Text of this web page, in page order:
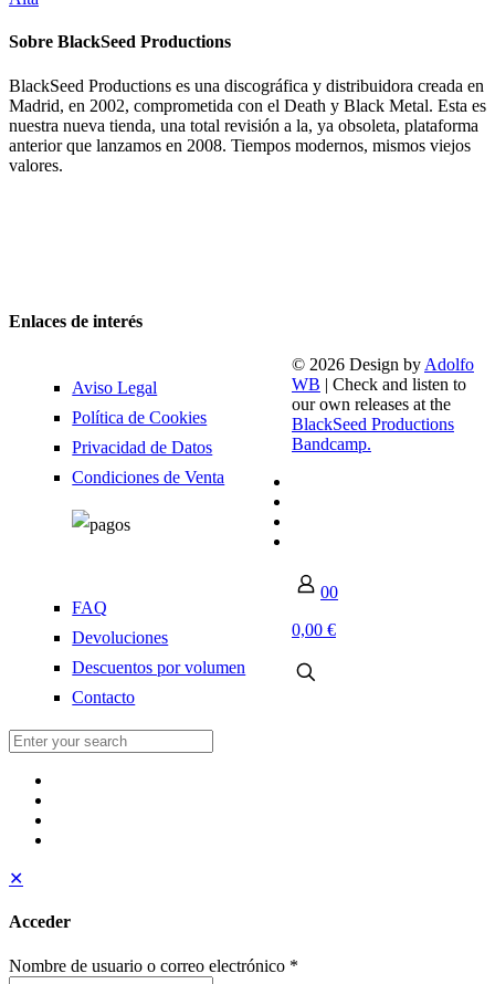
Sobre BlackSeed Productions
BlackSeed Productions es una discográfica y distribuidora creada en
Madrid, en 2002, comprometida con el Death y Black Metal. Esta es
nuestra nueva tienda, una total revisión a la, ya obsoleta, plataforma
anterior que lanzamos en 2008. Tiempos modernos, mismos viejos
valores.
Enlaces de interés
Aviso Legal
Política de Cookies
Privacidad de Datos
Condiciones de Venta
FAQ
Devoluciones
Descuentos por volumen
Contacto
© 2026 Design by Adolfo
WB | Check and listen to
our own releases at the
BlackSeed Productions
Bandcamp.
00
0,00 €
✕
Acceder
Nombre de usuario o correo electrónico *